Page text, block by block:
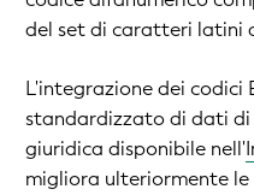
del set di caratteri latini
L'integrazione dei codici
standardizzato di dati di
giuridica disponibile nell'
migliora ulteriormente